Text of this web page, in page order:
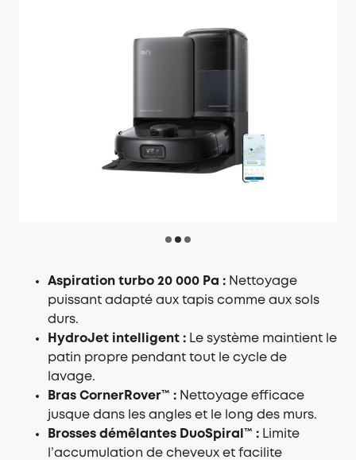
Aspiration turbo 20 000 Pa : Nettoyage
puissant adapté aux tapis comme aux sols
durs.
HydroJet intelligent : Le système maintient le
patin propre pendant tout le cycle de
lavage.
Bras CornerRover™ : Nettoyage efficace
jusque dans les angles et le long des murs.
Brosses démêlantes DuoSpiral™ : Limite
l’accumulation de cheveux et facilite